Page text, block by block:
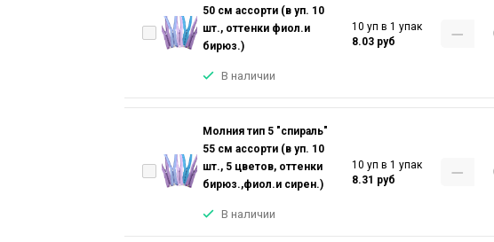
50 см ассорти (в уп. 10
шт., оттенки фиол.и
бирюз.)
В наличии
10 уп в 1 упак
8.03 руб
Молния тип 5 "спираль"
55 см ассорти (в уп. 10
шт., 5 цветов, оттенки
бирюз.,фиол.и сирен.)
В наличии
10 уп в 1 упак
8.31 руб